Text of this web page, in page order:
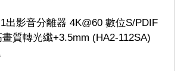
出影音分離器 4K@60 數位S/PDIF
質轉光纖+3.5mm (HA2-112SA)